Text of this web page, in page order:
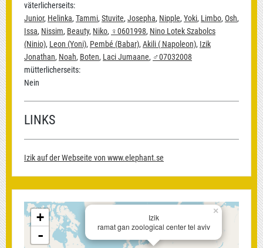
väterlicherseits:
Junior, Helinka, Tammi, Stuvite, Josepha, Nipple, Yoki, Limbo, Osh,
Issa, Nissim, Beauty, Niko, ♀0601998, Nino Lotek Szabolcs
(Ninio), Leon (Yoni), Pembé (Babar), Akili ( Napoleon), Izik
Jonathan, Noah, Boten, Laci Jumaane, ♂07032008
mütterlicherseits:
Nein
LINKS
Izik auf der Webseite von www.elephant.se
×
Izik
ramat gan zoological center tel aviv
+
-